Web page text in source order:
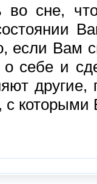
во сне,
если Вам
о себе и
другие,
которыми